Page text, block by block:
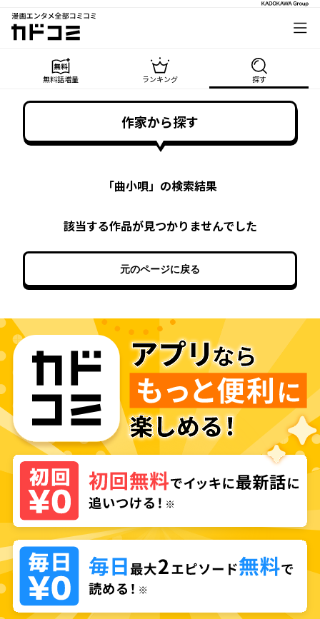
漫画エンタメ全部コミコミ
カドコミ
無料話増量 ランキング 探す
作家から探す
「曲小唄」の検索結果
該当する作品が見つかりませんでした
元のページに戻る